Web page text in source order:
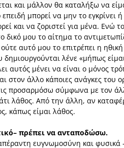
και μάλλον θα καταλήξω να
μπορεί να μην το
και να ζοριστεί για μένα. Ενώ
δικό μου το αίτημα το
αυτό μου το επιτρέπει η
λένε «μήπως
αυτός μένει να είναι ο μόνος
στον άλλο κάποιες ανάγκες του
προσαρμόσω σύμφωνα με τον
λάθος. Από την άλλη, αν
κάπως είμαι λάθος.
πρέπει να ανταποδώσω.
ευγνωμοσύνη και